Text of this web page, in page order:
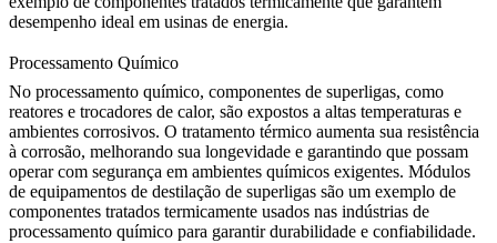
desempenho ideal em usinas de energia.
Processamento Químico
No processamento químico, componentes de superligas, como
reatores e trocadores de calor, são expostos a altas temperaturas e
ambientes corrosivos. O tratamento térmico aumenta sua resistência
à corrosão, melhorando sua longevidade e garantindo que possam
operar com segurança em ambientes químicos exigentes. Módulos
de equipamentos de destilação de superligas são um exemplo de
componentes tratados termicamente usados nas indústrias de
processamento químico para garantir durabilidade e confiabilidade.